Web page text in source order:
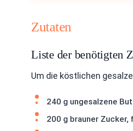
Zutaten
Liste der benötigten
Um die köstlichen
240 g ungesalzene
200 g brauner